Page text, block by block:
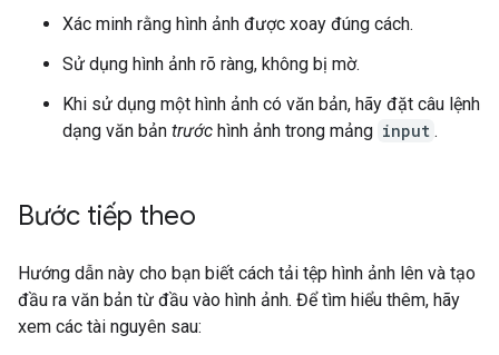
Xác minh rằng hình ảnh được xoay đúng cách.
Sử dụng hình ảnh rõ ràng, không bị mờ.
Khi sử dụng một hình ảnh có văn bản, hãy đặt câu lệnh
dạng văn bản trước hình ảnh trong mảng input .
Bước tiếp theo
Hướng dẫn này cho bạn biết cách tải tệp hình ảnh lên và tạo
đầu ra văn bản từ đầu vào hình ảnh. Để tìm hiểu thêm, hãy
xem các tài nguyên sau: